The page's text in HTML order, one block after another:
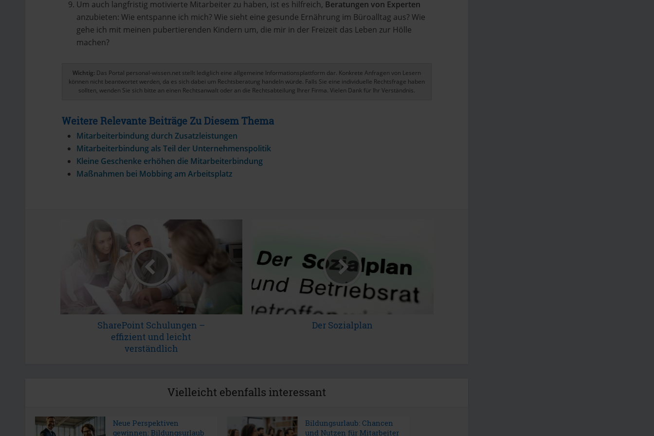
Um auch langfristig motivierte Mitarbeiter zu haben, ist es hilfreich, Beratungen von Experten
anzubieten: Wie entspanne ich mich? Wie sieht eine gesunde Ernährung im Büroalltag aus? Wie
gehe ich mit meinen pubertierenden Kindern um, die mir in der Freizeit das Leben zur Hölle
machen?
Wichtig: Das Portal personal-wissen.net stellt lediglich eine allgemeine Informationsplattform dar. Konkrete Anfragen von Lesern
können nicht beantwortet werden, da es sich dabei um Rechtsberatung handeln würde. Falls Sie eine individuelle Rechtsfrage haben
sollten, wenden Sie sich bitte an einen Rechtsanwalt oder an die Rechtsabteilung Ihrer Firma. Vielen Dank für Ihr Verständnis.
Weitere Relevante Beiträge Zu Diesem Thema
Mitarbeiterbindung durch Zusatzleistungen
Mitarbeiterbindung als Teil der Unternehmenspolitik
Kleine Geschenke erhöhen die Mitarbeiterbindung
Maßnahmen bei Mobbing am Arbeitsplatz
SharePoint Schulungen –
effizient und leicht
verständlich
Der Sozialplan
Vielleicht ebenfalls interessant
Neue Perspektiven
gewinnen: Bildungsurlaub
Bildungsurlaub: Chancen
und Nutzen für Mitarbeiter